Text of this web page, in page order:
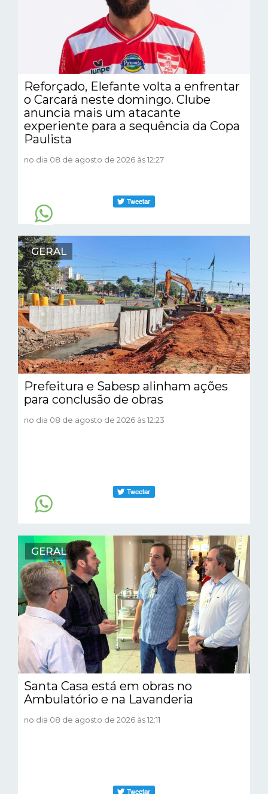
Reforçado, Elefante volta a enfrentar
o Carcará neste domingo. Clube
anuncia mais um atacante
experiente para a sequência da Copa
Paulista
no dia 08 de agosto de 2026 às 12:27
GERAL
Prefeitura e Sabesp alinham ações
para conclusão de obras
no dia 08 de agosto de 2026 às 12:23
GERAL
Santa Casa está em obras no
Ambulatório e na Lavanderia
no dia 08 de agosto de 2026 às 12:11